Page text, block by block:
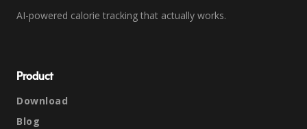
AI-powered calorie tracking that actually works.
Product
Download
Blog